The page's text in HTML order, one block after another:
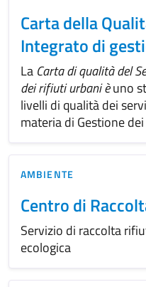
Carta della
Integrato di
La Carta di qualità del
dei rifiuti urbani èuno
livelli di qualità dei
materia di Gestione
AMBIENTE
Centro di
Servizio di raccolta
ecologica